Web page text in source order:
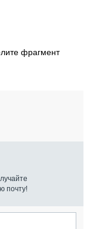
фрагмент
почту!